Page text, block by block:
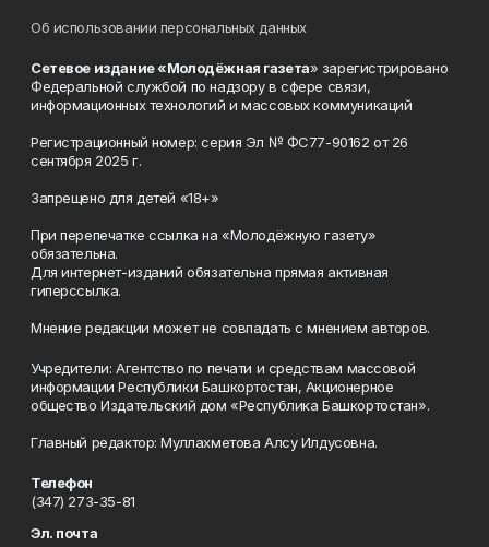
Об использовании персональных данных
Сетевое издание «Молодёжная газета» зарегистрировано
Федеральной службой по надзору в сфере связи,
информационных технологий и массовых коммуникаций
Регистрационный номер: серия Эл № ФС77-90162 от 26
сентября 2025 г.
Запрещено для детей «18+»
При перепечатке ссылка на «Молодёжную газету»
обязательна.
Для интернет-изданий обязательна прямая активная
гиперссылка.
Мнение редакции может не совпадать с мнением авторов.
Учредители: Агентство по печати и средствам массовой
информации Республики Башкортостан, Акционерное
общество Издательский дом «Республика Башкортостан».
Главный редактор: Муллахметова Алсу Илдусовна.
Телефон
(347) 273-35-81
Эл. почта